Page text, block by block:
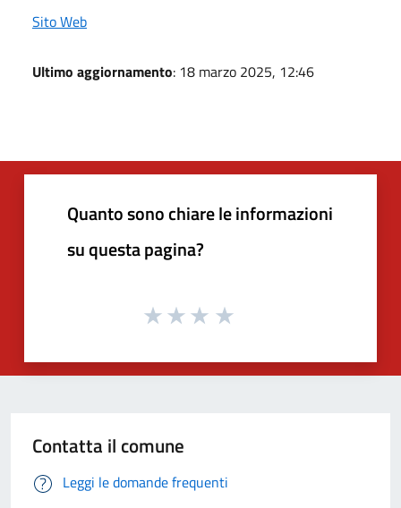
Sito Web
Ultimo aggiornamento: 18 marzo 2025, 12:46
Quanto sono chiare le informazioni
su questa pagina?
Contatta il comune
Leggi le domande frequenti